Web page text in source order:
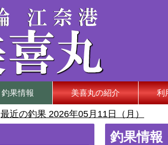
釣果情報 美喜丸の紹介 利
最近の釣果 2026年05月11日（月）
釣果情報